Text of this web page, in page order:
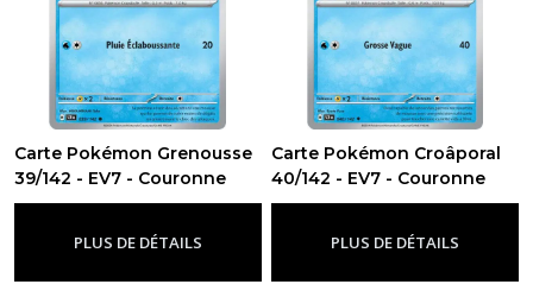
Carte Pokémon Grenousse
39/142 - EV7 - Couronne
Stellaire-Ev7 - Couronne Stellaire
PLUS DE DÉTAILS
Carte Pokémon Croâporal
40/142 - EV7 - Couronne
Stellaire-Ev7 - Couronne Stellaire
PLUS DE DÉTAILS